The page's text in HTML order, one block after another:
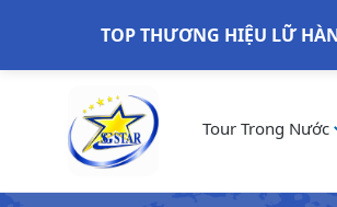
TOP THƯƠNG HIỆU LỮ
Tour Trong Nước